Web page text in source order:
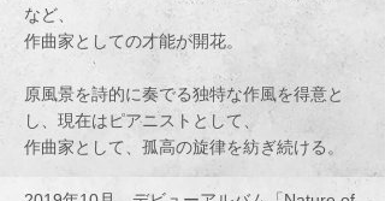
など、
作曲家としての才能が開花。
原風景を詩的に奏でる独特な作風を得意と
し、現在はピアニストとして、
作曲家として、孤高の旋律を紡ぎ続ける。